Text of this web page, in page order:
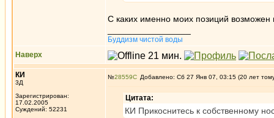
С каких именно моих позиций
Буддизм чистой воды
Наверх
КИ
3Д
Зарегистрирован:
17.02.2005
Суждений: 52231
№28559 Добавлено: Сб 27 Янв 07, 03:15 (20 лет
Цитата:
КИ Прикоснитесь к собственному